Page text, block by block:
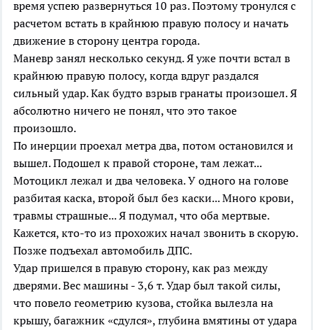
время успею развернуться 10 раз. Поэтому тронулся с
расчетом встать в крайнюю правую полосу и начать
движение в сторону центра города.
Маневр занял несколько секунд. Я уже почти встал в
крайнюю правую полосу, когда вдруг раздался
сильный удар. Как будто взрыв гранаты произошел. Я
абсолютно ничего не понял, что это такое
произошло.
По инерции проехал метра два, потом остановился и
вышел. Подошел к правой стороне, там лежат...
Мотоцикл лежал и два человека. У одного на голове
разбитая каска, второй был без каски... Много крови,
травмы страшные... Я подумал, что оба мертвые.
Кажется, кто-то из прохожих начал звонить в скорую.
Позже подъехал автомобиль ДПС.
Удар пришелся в правую сторону, как раз между
дверями. Вес машины - 3,6 т. Удар был такой силы,
что повело геометрию кузова, стойка вылезла на
крышу, багажник «сдулся», глубина вмятины от удара